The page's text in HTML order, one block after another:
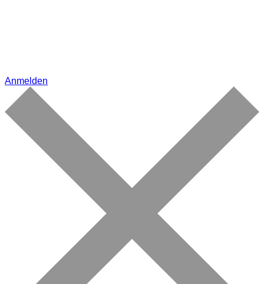
Anmelden